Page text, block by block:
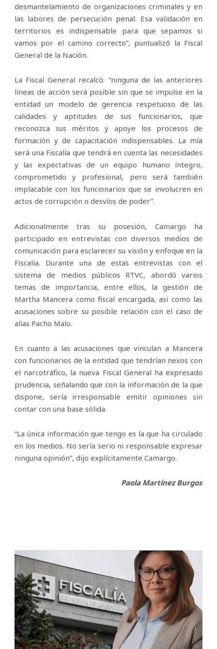
desmantelamiento de organizaciones criminales y en
las labores de persecución penal. Esa validación en
territorios es indispensable para que sepamos si
vamos por el camino correcto”, puntualizó la Fiscal
General de la Nación.
La Fiscal General recalcó: “ninguna de las anteriores
líneas de acción será posible sin que se impulse en la
entidad un modelo de gerencia respetuoso de las
calidades y aptitudes de sus funcionarios, que
reconozca sus méritos y apoye los procesos de
formación y de capacitación indispensables. La mía
será una Fiscalía que tendrá en cuenta las necesidades
y las expectativas de un equipo humano íntegro,
comprometido y profesional, pero será también
implacable con los funcionarios que se involucren en
actos de corrupción o desvíos de poder”.
Adicionalmente tras su posesión, Camargo ha
participado en entrevistas con diversos medios de
comunicación para esclarecer su visión y enfoque en la
Fiscalía. Durante una de estas entrevistas con el
sistema de medios públicos RTVC, abordó varios
temas de importancia, entre ellos, la gestión de
Martha Mancera como fiscal encargada, así como las
acusaciones sobre su posible relación con el caso de
alias Pacho Malo.
En cuanto a las acusaciones que vinculan a Mancera
con funcionarios de la entidad que tendrían nexos con
el narcotráfico, la nueva Fiscal General ha expresado
prudencia, señalando que con la información de la que
dispone, sería irresponsable emitir opiniones sin
contar con una base sólida.
“La única información que tengo es la que ha circulado
en los medios. No sería serio ni responsable expresar
ninguna opinión”, dijo explícitamente Camargo.
Paola Martínez Burgos